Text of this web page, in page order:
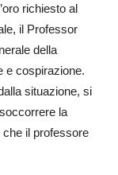
richiesto al
il Professor
della
e cospirazione.
situazione, si
la
il professore